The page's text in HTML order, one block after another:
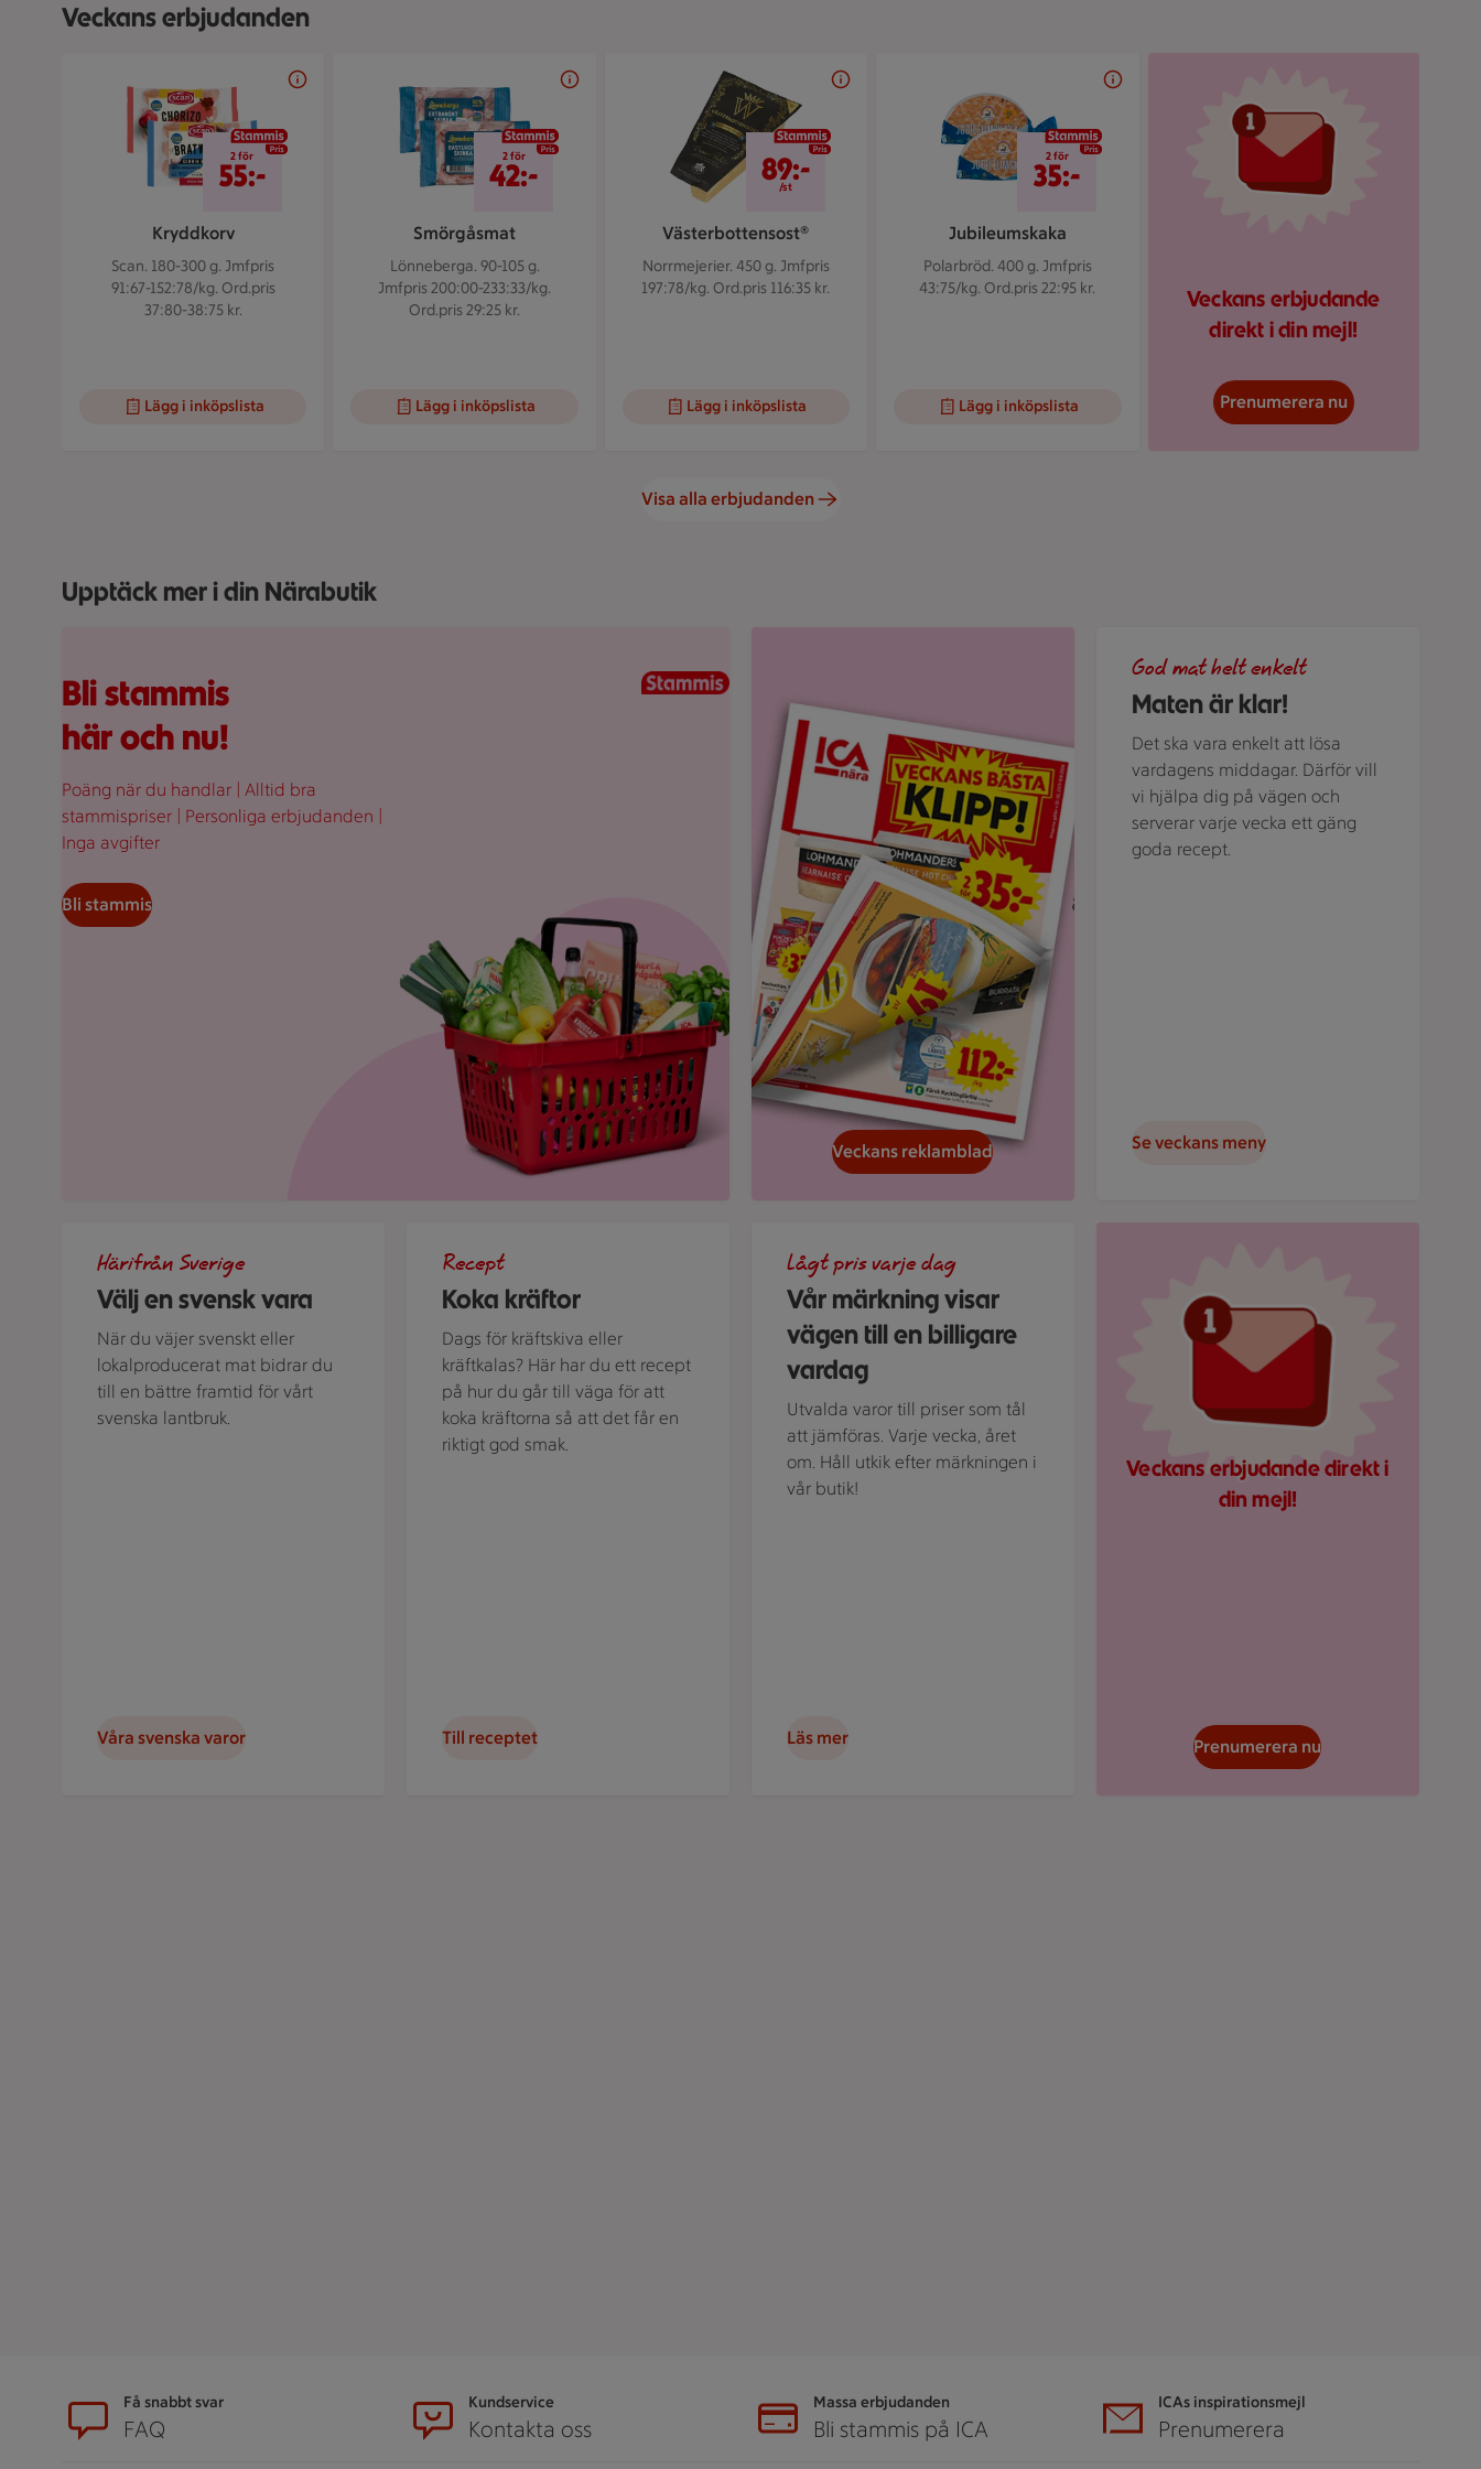
Veckans erbjudanden
Bildspel med 5 bilder.
Kryddkorv
Scan. 180-300 g.Jmfpris
91:67-152:78/kg. Ord.pris
37:80-38:75 kr.
2 för 55 kr
2 för
55:-
Lägg i inköpslista
Smörgåsmat
Lönneberga. 90-105 g.
Jmfpris 200:00-233:33/kg.
Ord.pris 29:25 kr.
2 för 42 kr
2 för
42:-
Lägg i inköpslista
Västerbottensost®
Norrmejerier. 450 g. Jmfpris
197:78/kg. Ord.pris 116:35 kr.
89 kr/st
89:-
/st
Lägg i inköpslista
Jubileumskaka
Polarbröd. 400 g. Jmfpris
43:75/kg. Ord.pris 22:95 kr.
2 för 35 kr
2 för
35:-
Lägg i inköpslista
Veckans erbjudande
direkt i din mejl!
Prenumerera nu
Visa alla erbjudanden
Upptäck mer i din Närabutik
Bli stammis
här och nu!
Poäng när du handlar | Alltid bra
stammispriser | Personliga erbjudanden |
Inga avgifter
Bli stammis
Veckans reklamblad
Maten är klar!
God mat helt enkelt
Det ska vara enkelt att lösa
vardagens middagar. Därför vill
vi hjälpa dig på vägen och
serverar varje vecka ett gäng
goda recept.
Se veckans meny
Välj en svensk vara
Härifrån Sverige
När du väjer svenskt eller
lokalproducerat mat bidrar du
till en bättre framtid för vårt
svenska lantbruk.
Våra svenska varor
Koka kräftor
Recept
Dags för kräftskiva eller
kräftkalas? Här har du ett recept
på hur du går till väga för att
koka kräftorna så att det får en
riktigt god smak.
Till receptet
Vår märkning visar
vägen till en billigare
vardag
Lågt pris varje dag
Utvalda varor till priser som tål
att jämföras. Varje vecka, året
om. Håll utkik efter märkningen i
vår butik!
Läs mer
Veckans erbjudande direkt i
din mejl!
Prenumerera nu
SidfotFå snabbt svar
FAQ
Kundservice
Kontakta oss
Massa erbjudanden
Bli stammis på ICA
ICAs inspirationsmejl
Prenumerera